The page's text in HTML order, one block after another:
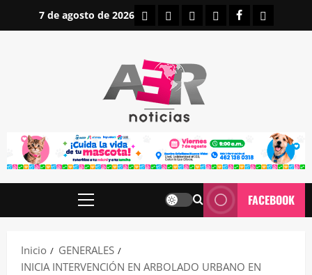
7 de agosto de 2026 INICIOIRAPUATO
ESTATALES
NACIONALES
FACEBOOK
Menú
FACEBOOK
Inicio
GENERALES
INICIA INTERVENCIÓN EN ARBOLADO URBANO EN